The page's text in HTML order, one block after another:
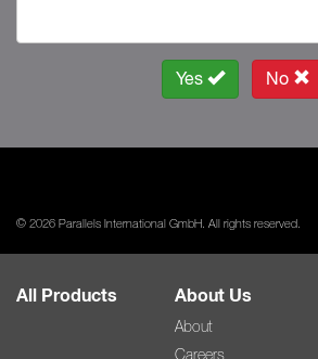
Yes No
© 2026 Parallels International GmbH. All rights reserved.
All Products About Us
About
Careers